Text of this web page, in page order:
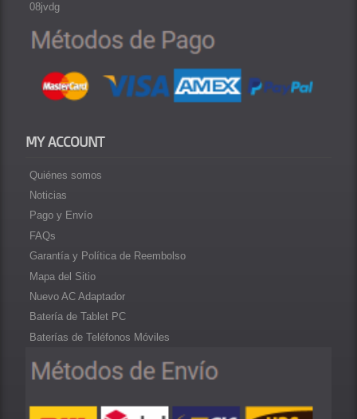
08jvdg
MY ACCOUNT
Quiénes somos
Noticias
Pago y Envío
FAQs
Garantía y Política de Reembolso
Mapa del Sitio
Nuevo AC Adaptador
Batería de Tablet PC
Baterías de Teléfonos Móviles